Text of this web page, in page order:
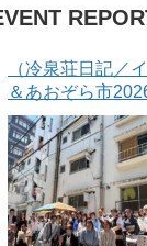
（冷泉荘日記／
＆あおぞら市
がとうございまし